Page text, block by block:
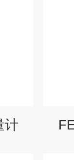
计